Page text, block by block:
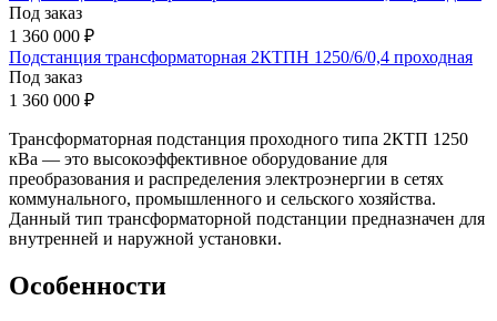
Под заказ
1 360 000 ₽
Подстанция трансформаторная 2КТПН 1250/6/0,4 проходная
Под заказ
1 360 000 ₽
Трансформаторная подстанция проходного типа 2КТП 1250
кВа — это высокоэффективное оборудование для
преобразования и распределения электроэнергии в сетях
коммунального, промышленного и сельского хозяйства.
Данный тип трансформаторной подстанции предназначен для
внутренней и наружной установки.
Особенности